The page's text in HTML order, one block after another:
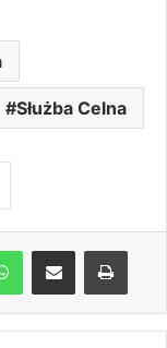
Służba Celna
WhatsAppShare via Email Print